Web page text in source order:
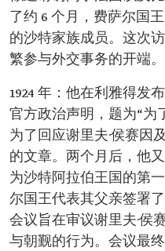
了约 6 个月，费萨尔国
的沙特家族成员。这次
繁参与外交事务的开端。
1924 年：他在利雅得发
官方政治声明，题为“为
为了回应谢里夫·侯赛因
的文章。两个月后，他
为沙特阿拉伯王国的第
尔国王代表其父亲签署
会议旨在审议谢里夫·侯
与朝觐的行为。会议最